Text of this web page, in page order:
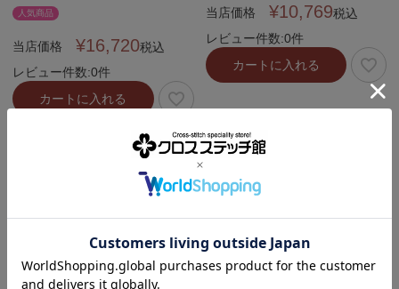
人気商品
当店価格 ¥16,720税込
レビュー件数:0件
カートに入れる
当店価格
¥10,769税込
レビュー件数:0件
カートに入れる